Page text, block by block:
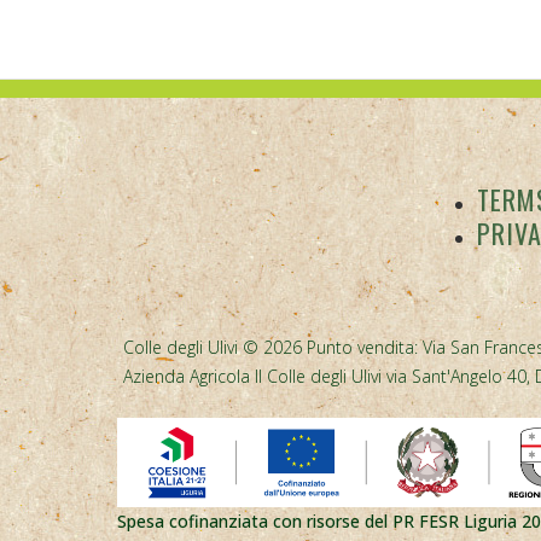
Colle degli Ulivi © 2026 Punto vendita: Via San
Azienda Agricola Il Colle degli Ulivi via Sant'Angelo 40,
Spesa cofinanziata con risorse del PR FESR Liguria